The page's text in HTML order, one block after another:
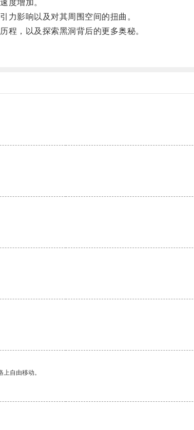
度增加。
影响以及对其周围空间的扭曲。
，以及探索黑洞背后的更多奥秘。
自由移动。